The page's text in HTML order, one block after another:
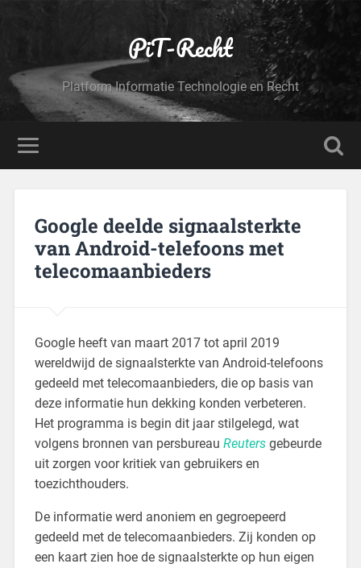
PiT-Recht
Platform Informatie Technologie en Recht
Google deelde signaalsterkte
van Android-telefoons met
telecomaanbieders
Google heeft van maart 2017 tot april 2019
wereldwijd de signaalsterkte van Android-telefoons
gedeeld met telecomaanbieders, die op basis van
deze informatie hun dekking konden verbeteren.
Het programma is begin dit jaar stilgelegd, wat
volgens bronnen van persbureau Reutersgebeurde
uit zorgen voor kritiek van gebruikers en
toezichthouders.
De informatie werd anoniem en gegroepeerd
gedeeld met de telecomaanbieders. Zij konden op
een kaart zien hoe de signaalsterkte op hun eigen